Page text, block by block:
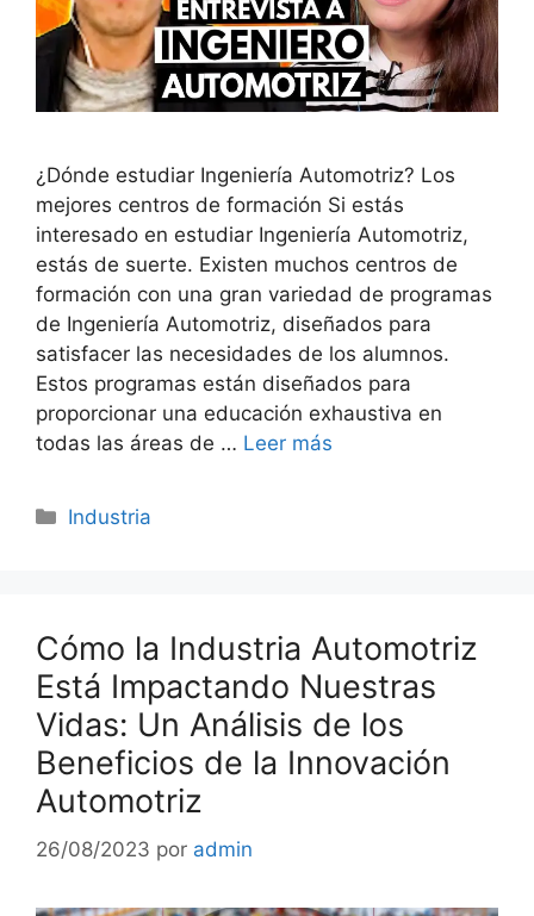
¿Dónde estudiar Ingeniería Automotriz? Los
mejores centros de formación Si estás
interesado en estudiar Ingeniería Automotriz,
estás de suerte. Existen muchos centros de
formación con una gran variedad de programas
de Ingeniería Automotriz, diseñados para
satisfacer las necesidades de los alumnos.
Estos programas están diseñados para
proporcionar una educación exhaustiva en
todas las áreas de … Leer más
Categorías
Industria
Cómo la Industria Automotriz
Está Impactando Nuestras
Vidas: Un Análisis de los
Beneficios de la Innovación
Automotriz
26/08/2023 por admin